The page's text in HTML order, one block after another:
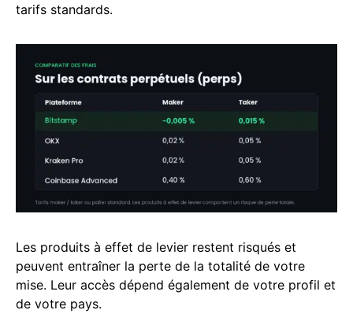
tarifs standards.
Les produits à effet de levier restent risqués et
peuvent entraîner la perte de la totalité de votre
mise. Leur accès dépend également de votre profil et
de votre pays.